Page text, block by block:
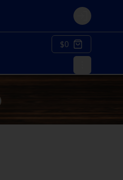
Login
$0